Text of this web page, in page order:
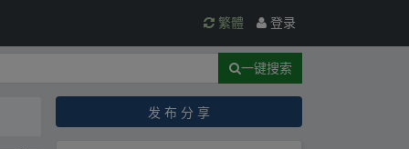
繁體 登录
一键搜索
发 布 分 享